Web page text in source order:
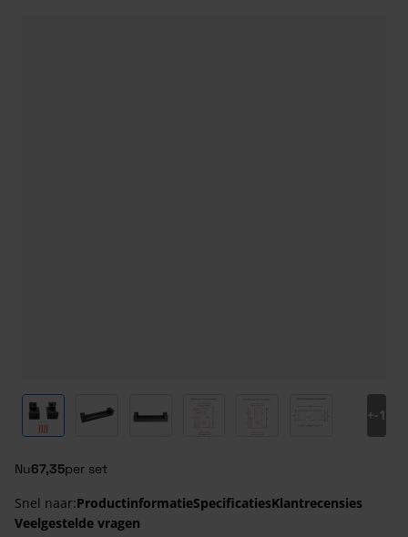
View larger imageView larger image View larger imageView larger image
View larger
+-1
Nu67,35per set
Snel naar:ProductinformatieSpecificatiesKlantrecensies
Veelgestelde vragen